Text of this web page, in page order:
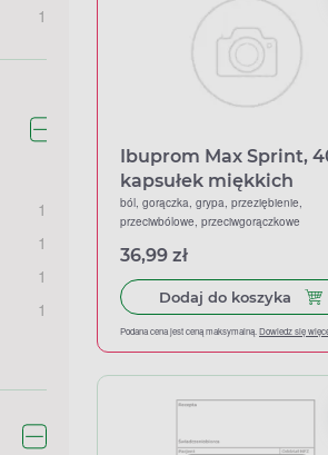
1
1
1
1
1
Ibuprom Max Sprint,
kapsułek miękkich
ból, gorączka, grypa, przeziębienie,
przeciwbólowe, przeciwgorączkowe
36,99 zł
Dodaj do koszyka
Podana cena jest ceną maksymalną. Dowiedz się